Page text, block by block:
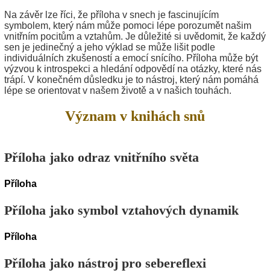
Na závěr lze říci, že příloha v snech je fascinujícím
symbolem, který nám může pomoci lépe porozumět našim
vnitřním pocitům a vztahům. Je důležité si uvědomit, že každý
sen je jedinečný a jeho výklad se může lišit podle
individuálních zkušeností a emocí snícího. Příloha může být
výzvou k introspekci a hledání odpovědí na otázky, které nás
trápí. V konečném důsledku je to nástroj, který nám pomáhá
lépe se orientovat v našem životě a v našich touhách.
Význam v knihách snů
Příloha jako odraz vnitřního světa
Příloha
Příloha jako symbol vztahových dynamik
Příloha
Příloha jako nástroj pro sebereflexi